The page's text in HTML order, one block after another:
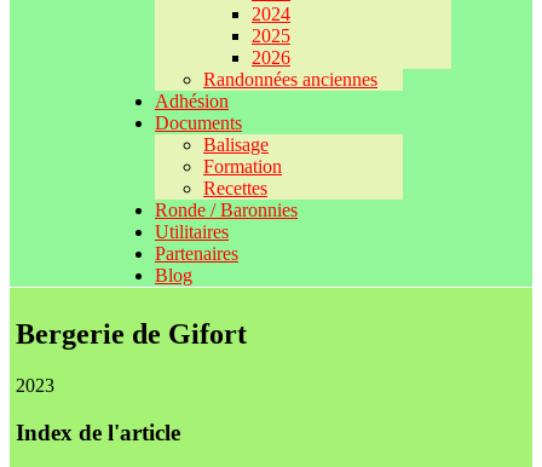
2024
2025
2026
Randonnées anciennes
Adhésion
Documents
Balisage
Formation
Recettes
Ronde / Baronnies
Utilitaires
Partenaires
Blog
Bergerie de Gifort
2023
Index de l'article